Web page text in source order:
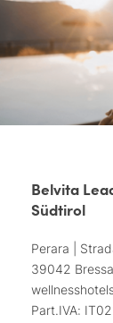
Belvita
Südtirol
Perara |
39042
Part.IVA: